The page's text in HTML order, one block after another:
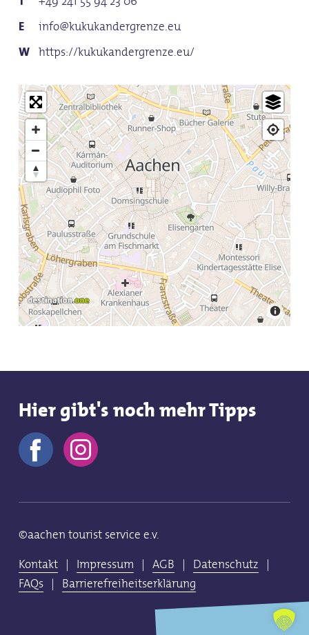
info@kukukandergrenze.eu
https://kukukandergrenze.eu/
Hier gibt's noch mehr Tipps
©aachen tourist service e.v.
Kontakt | Impressum | AGB | Datenschutz |
FAQs| Barrierefreiheitserklärung